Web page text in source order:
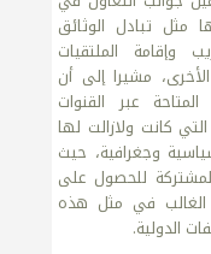
مثل تبادل الوثائق
وإقامة الملتقيات
مشيرا إلى أن
عبر القنوات
كانت ولازالت لها
وجغرافية، حيث
للحصول على
في مثل هذه
الدولية.